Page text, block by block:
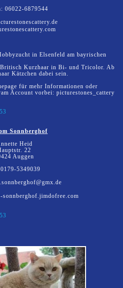
06022-6879544
in Elsenfeld am bayrischen
Kurzhaar in Bi- und Tricolor. Ab
Kätzchen dabei sein.
für mehr Informationen oder
Account vorbei: picturestones_cattery
Sonnberghof
Heid
22
Auggen
5349039
sonnberghof.jimdofree.com